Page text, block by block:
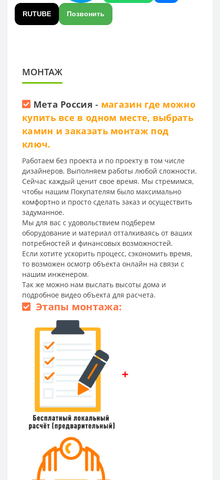
RUTUBE Позвонить
МОНТАЖ
Мета Россия - магазин где можно
купить все в одном месте, выбрать
камин и заказать монтаж под
ключ.
Работаем без проекта и по проекту в том числе
дизайнеров. Выполняем работы любой сложности.
Сейчас каждый ценит свое время. Мы стремимся,
чтобы нашим Покупателям было максимально
комфортно и просто сделать заказ и осуществить
задуманное.
Мы для вас с удовольствием подберем
оборудование и материал отталкиваясь от ваших
потребностей и финансовых возможностей.
Если хотите ускорить процесс, сэкономить время,
то возможен осмотр объекта онлайн на связи с
нашим инженером.
Так же можно нам выслать высоты дома и
подробное видео объекта для расчета.
Этапы монтажа:
+